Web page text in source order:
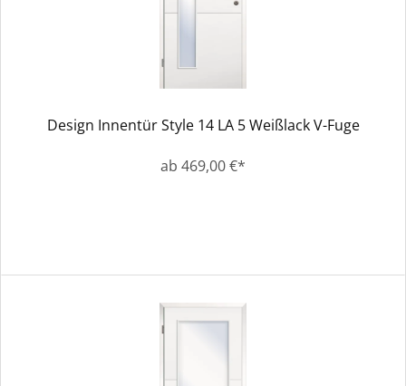
Design Innentür Style 14 LA 5 Weißlack V-Fuge
ab 469,00 €*